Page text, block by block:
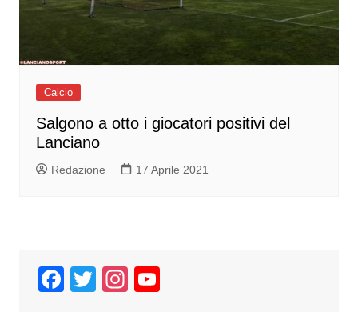
Calcio
Salgono a otto i giocatori positivi del
Lanciano
Redazione 17 Aprile 2021
F
T
In